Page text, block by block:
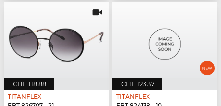
CHF 118.88
TITANFLEX
CHF 123.37
TITANFLEX